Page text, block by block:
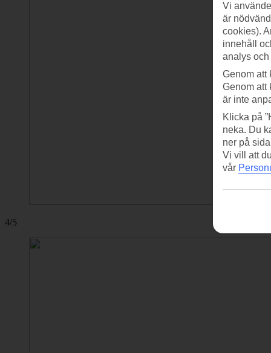
4/5
Vi
är
cookies).
innehåll
analys
Genom att
Genom att
är inte
Klicka på
neka. Du
ner på
Vi vill att
vår